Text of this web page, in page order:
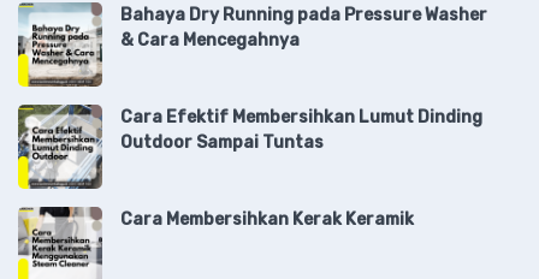
Bahaya Dry Running pada Pressure Washer
& Cara Mencegahnya
Cara Efektif Membersihkan Lumut Dinding
Outdoor Sampai Tuntas
Cara Membersihkan Kerak Keramik